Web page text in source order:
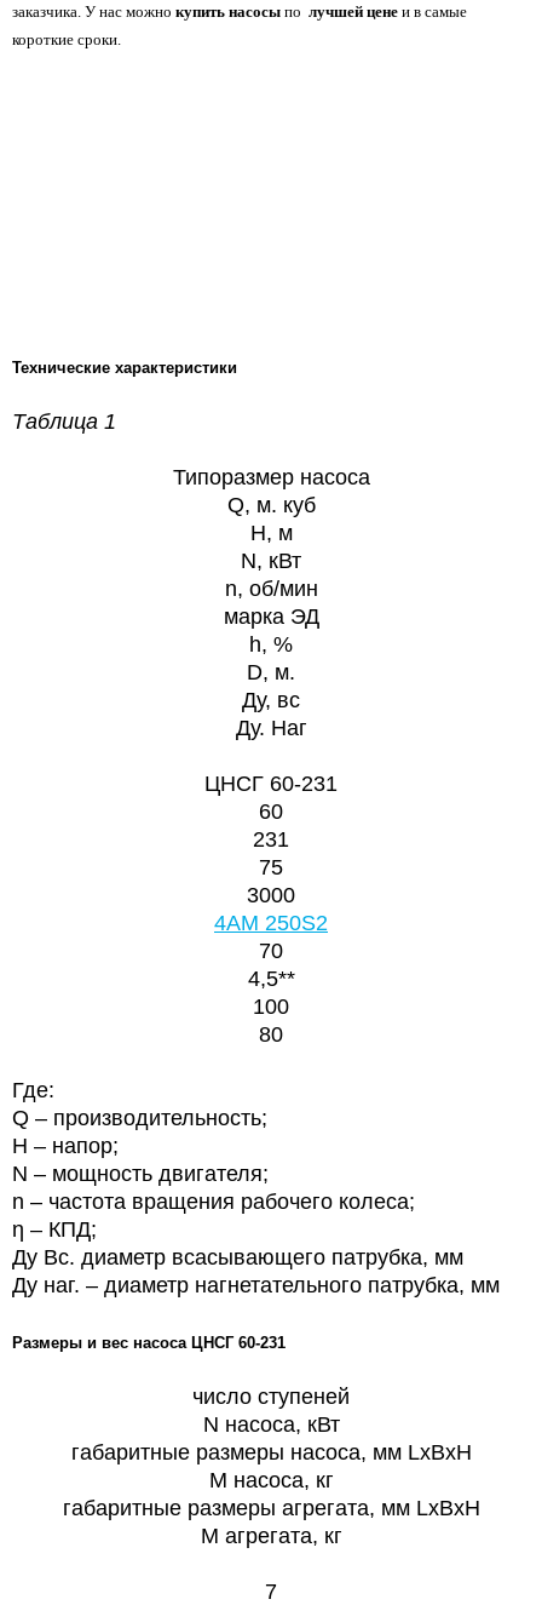
заказчика. У нас можно купить насосы по лучшей цене и в самые
короткие сроки.
Технические характеристики
Таблица 1
Типоразмер насоса
Q, м. куб
H, м
N, кВт
n, об/мин
марка ЭД
h, %
D, м.
Ду, вс
Ду. Наг
ЦНСГ 60-231
60
231
75
3000
4AM 250S2
70
4,5**
100
80
Где:
Q – производительность;
Н – напор;
N – мощность двигателя;
n – частота вращения рабочего колеса;
η – КПД;
Ду Вс. диаметр всасывающего патрубка, мм
Ду наг. – диаметр нагнетательного патрубка, мм
Размеры и вес насоса ЦНСГ 60-231
число ступеней
N насоса, кВт
габаритные размеры насоса, мм LxBxH
М насоса, кг
габаритные размеры агрегата, мм LxBxH
M агрегата, кг
7